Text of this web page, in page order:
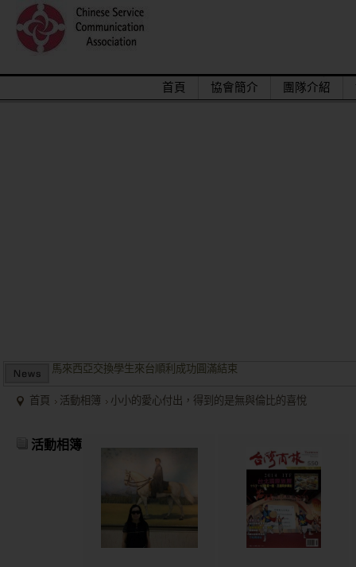
首頁 協會簡介 團隊介紹
兩岸商業投資考察團於大陸多地受到盛大歡迎並且已有多個項目落
2015/12關懷偏鄉小學，物資順利送達。
兩岸商業投資考察團於大陸多地受到盛大歡迎並且已有多個項目落
首頁 活動相簿 小小的愛心付出，得到的是無與倫比的喜悅
活動相簿